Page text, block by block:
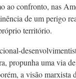
ao confronto, nas
de um perigo
território.
propunha uma via
a visão marxista